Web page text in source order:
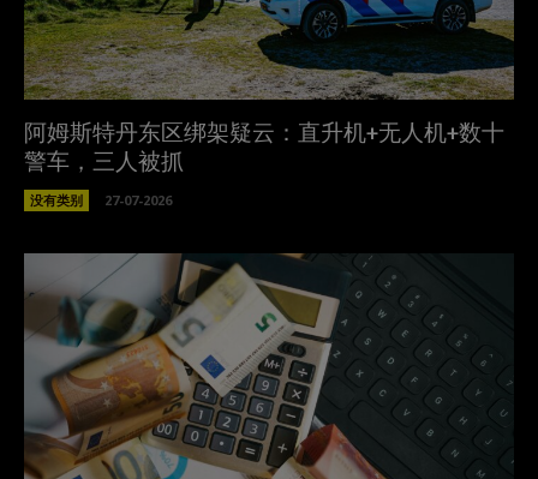
阿姆斯特丹东区绑架疑云：直升机+无人机+数十
警车，三人被抓
没有类别 27-07-2026